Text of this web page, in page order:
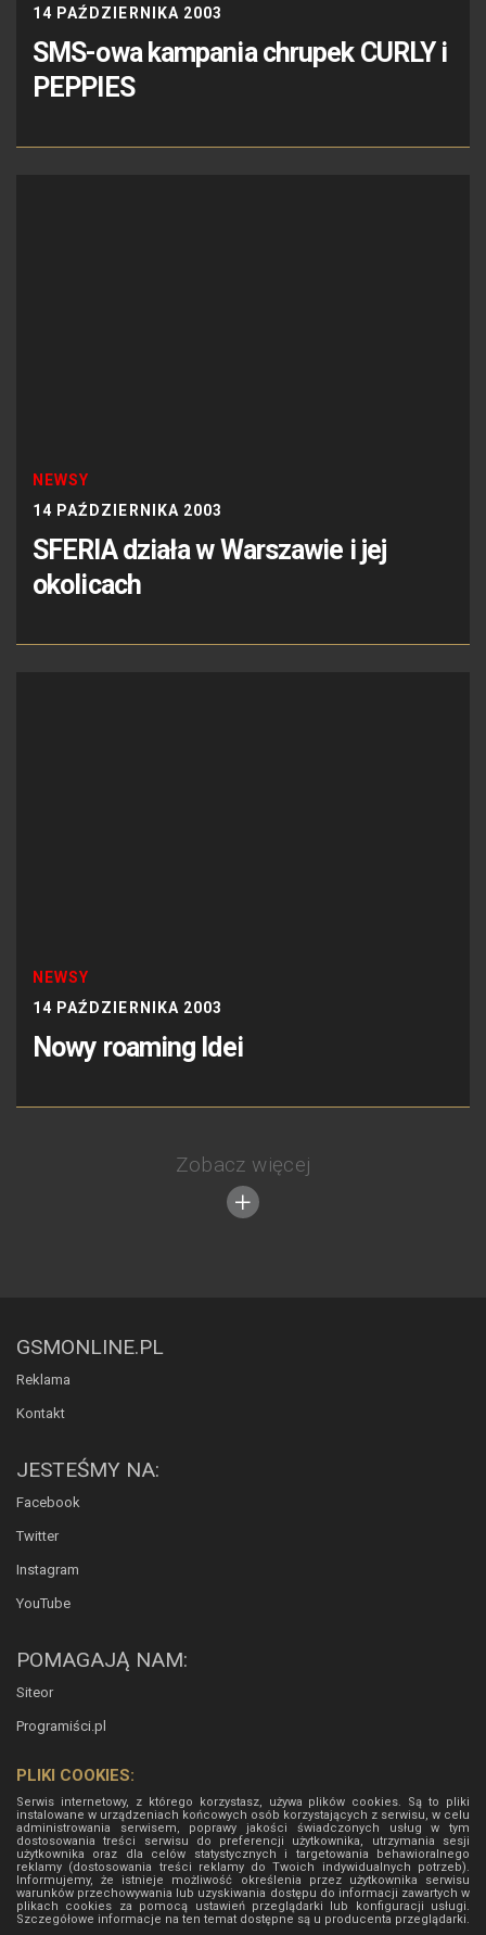
14 PAŹDZIERNIKA 2003
SMS-owa kampania chrupek CURLY i
PEPPIES
NEWSY
14 PAŹDZIERNIKA 2003
SFERIA działa w Warszawie i jej
okolicach
NEWSY
14 PAŹDZIERNIKA 2003
Nowy roaming Idei
Zobacz więcej
GSMONLINE.PL
Reklama
Kontakt
JESTEŚMY NA:
Facebook
Twitter
Instagram
YouTube
POMAGAJĄ NAM:
Siteor
Programiści.pl
PLIKI COOKIES:
Serwis internetowy, z którego korzystasz, używa plików cookies. Są to pliki
instalowane w urządzeniach końcowych osób korzystających z serwisu, w celu
administrowania serwisem, poprawy jakości świadczonych usług w tym
dostosowania treści serwisu do preferencji użytkownika, utrzymania sesji
użytkownika oraz dla celów statystycznych i targetowania behawioralnego
reklamy (dostosowania treści reklamy do Twoich indywidualnych potrzeb).
Informujemy, że istnieje możliwość określenia przez użytkownika serwisu
warunków przechowywania lub uzyskiwania dostępu do informacji zawartych w
plikach cookies za pomocą ustawień przeglądarki lub konfiguracji usługi.
Szczegółowe informacje na ten temat dostępne są u producenta przeglądarki.